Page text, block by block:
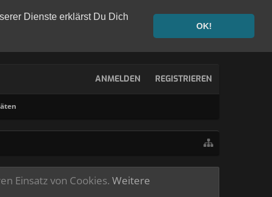
Dienste erklärst Du Dich
OK!
ANMELDEN REGISTRIEREN
Einsatz von Cookies. Weitere